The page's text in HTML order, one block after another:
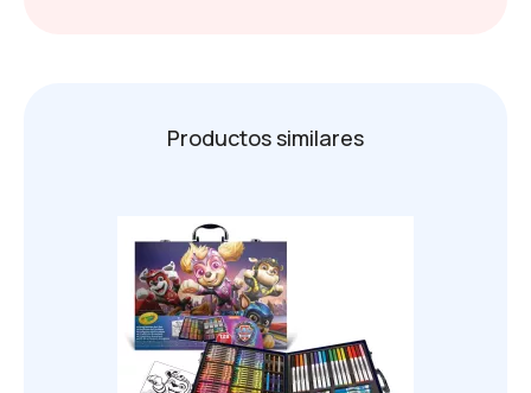
Productos similares